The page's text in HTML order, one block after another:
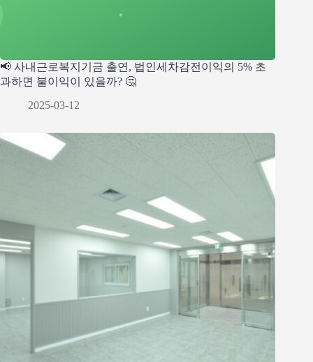
📢 사내근로복지기금 출연, 법인세차감전이익의 5% 초
과하면 불이익이 있을까? 🤔
2025-03-12